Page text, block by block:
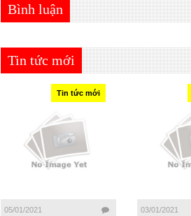
Bình luận
Tin tức mới
Tin tức mới
05/01/2021 03/01/2021